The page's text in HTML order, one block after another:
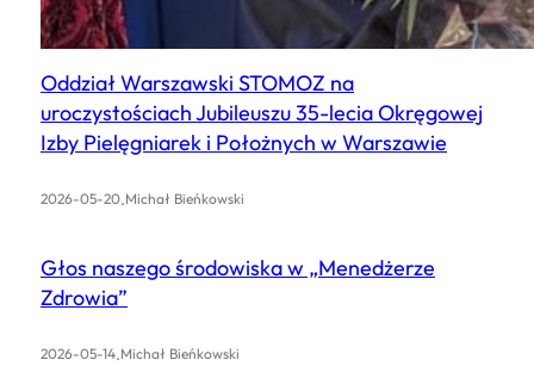
Oddział Warszawski STOMOZ na
uroczystościach Jubileuszu 35-lecia Okręgowej
Izby Pielęgniarek i Położnych w Warszawie
2026-05-20.Michał Bieńkowski
Głos naszego środowiska w „Menedżerze
Zdrowia”
2026-05-14.Michał Bieńkowski